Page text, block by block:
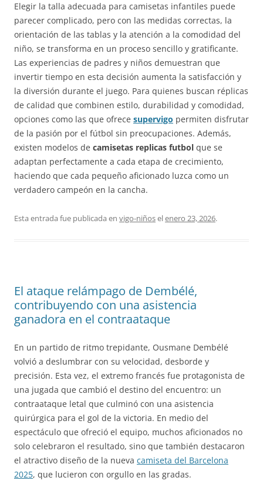
Elegir la talla adecuada para camisetas infantiles puede
parecer complicado, pero con las medidas correctas, la
orientación de las tablas y la atención a la comodidad del
niño, se transforma en un proceso sencillo y gratificante.
Las experiencias de padres y niños demuestran que
invertir tiempo en esta decisión aumenta la satisfacción y
la diversión durante el juego. Para quienes buscan réplicas
de calidad que combinen estilo, durabilidad y comodidad,
opciones como las que ofrece supervigo permiten disfrutar
de la pasión por el fútbol sin preocupaciones. Además,
existen modelos de camisetas replicas futbol que se
adaptan perfectamente a cada etapa de crecimiento,
haciendo que cada pequeño aficionado luzca como un
verdadero campeón en la cancha.
Esta entrada fue publicada en vigo-niñoselenero 23, 2026.
El ataque relámpago de Dembélé,
contribuyendo con una asistencia
ganadora en el contraataque
En un partido de ritmo trepidante, Ousmane Dembélé
volvió a deslumbrar con su velocidad, desborde y
precisión. Esta vez, el extremo francés fue protagonista de
una jugada que cambió el destino del encuentro: un
contraataque letal que culminó con una asistencia
quirúrgica para el gol de la victoria. En medio del
espectáculo que ofreció el equipo, muchos aficionados no
solo celebraron el resultado, sino que también destacaron
el atractivo diseño de la nueva camiseta del Barcelona
2025, que lucieron con orgullo en las gradas.